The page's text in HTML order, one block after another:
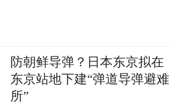
防朝鲜导弹？日本东京拟在
东京站地下建“弹道导弹避难
所”